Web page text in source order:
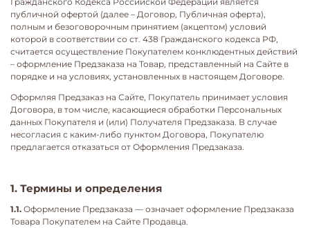
публичной офертой (далее – Договор, Публичная оферта),
полным и безоговорочным принятием (акцептом) условий
которой в соответствии со ст. 438 Гражданского кодекса РФ,
считается осуществление Покупателем конклюдентных действий
– оформление Предзаказа на Товар, представленный на Сайте в
порядке и на условиях, установленных в настоящем Договоре.
Оформляя Предзаказ на Сайте, Покупатель принимает условия
Договора, в том числе, касающиеся обработки Персональных
данных Покупателя и (или) Получателя Предзаказа. В случае
несогласия с каким-либо пунктом Договора, Покупателю
предлагается отказаться от Оформления Предзаказа.
1. Термины и определения
1.1. Оформление Предзаказа — означает оформление Предзаказа
Товара Покупателем на Сайте Продавца.